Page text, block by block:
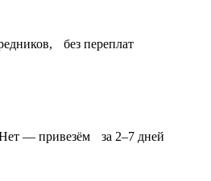
без переплат
— привезём за 2–7 дней